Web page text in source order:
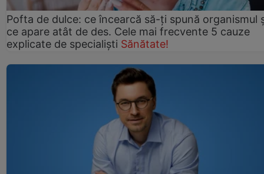
Pofta de dulce: ce încearcă să-ți spună organismul
ce apare atât de des. Cele mai frecvente 5 cauze
explicate de specialiști Sănătate!